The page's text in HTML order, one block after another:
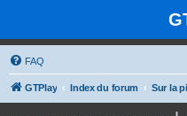
FAQ
GTPlay Index du forum Sur la